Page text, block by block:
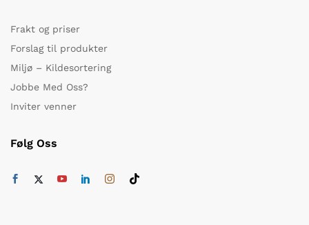
Frakt og priser
Forslag til produkter
Miljø – Kildesortering
Jobbe Med Oss?
Inviter venner
Følg Oss